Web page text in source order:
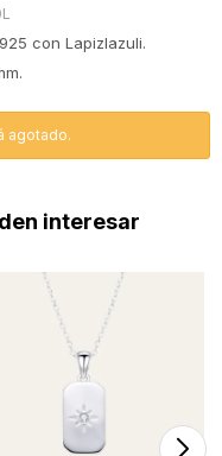
con Lapizlazuli.
agotado.
interesar